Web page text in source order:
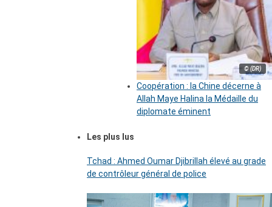
© (DR)
Coopération : la Chine décerne à
Allah Maye Halina la Médaille du
diplomate éminent
Les plus lus
Tchad : Ahmed Oumar Djibrillah élevé au grade
de contrôleur général de police